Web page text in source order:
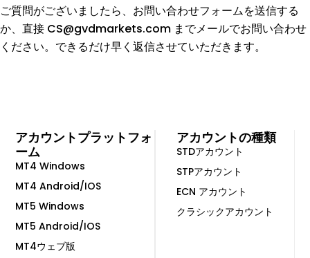
ご質問がございましたら、お問い合わせフォームを送信する
か、直接 CS@gvdmarkets.com までメールでお問い合わせ
ください。できるだけ早く返信させていただきます。
アカウントの種類
STDアカウント
STPアカウント
ECN アカウント
クラシックアカウント
アカウントプラットフォ
ーム
MT4 Windows
MT4 Android/IOS
MT5 Windows
MT5 Android/IOS
MT4ウェブ版